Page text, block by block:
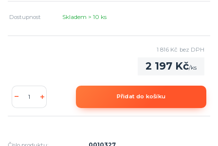
Dostupnost Skladem > 10 ks
2 197 Kč/ks
1 816 Kč bez DPH
Přidat do košíku